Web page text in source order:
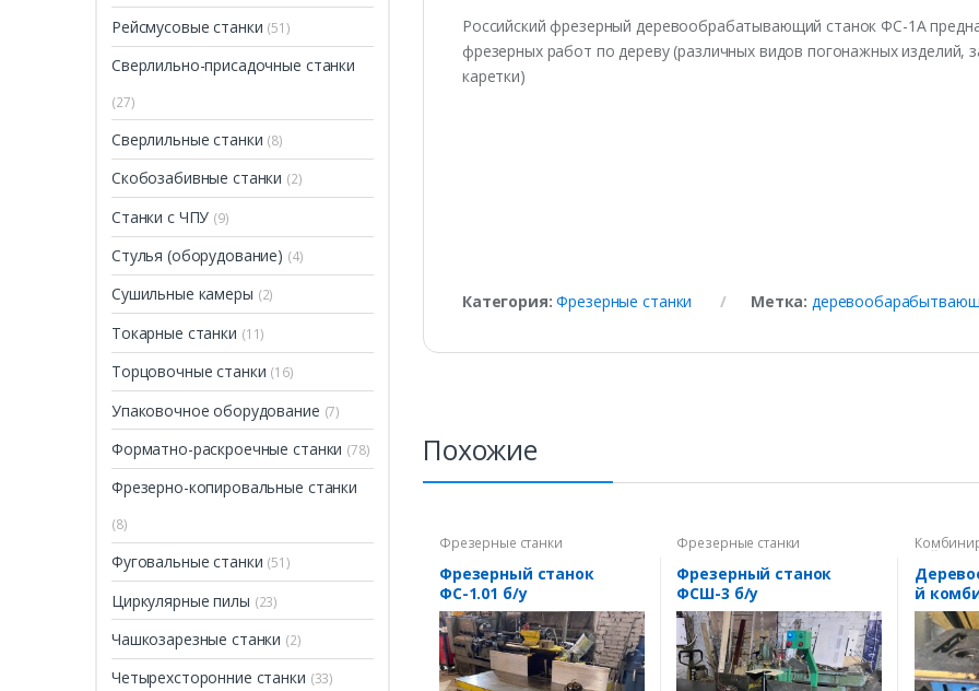
Российский фрезерный деревообрабатывающий станок ФС-1А
фрезерных работ по дереву (различных видов погонажных
каретки)
Категория:Фрезерные станки Метка:
Похожие
Фрезерные станки
Фрезерный станок
ФС-1.01 б/у
Фрезерные станки
Фрезерный станок
ФСШ-3 б/у
й
станок
Рейсмусовые станки (51)
Сверлильно-присадочные станки
(27)
Сверлильные станки (8)
Скобозабивные станки (2)
Станки с ЧПУ (9)
Стулья (оборудование) (4)
Сушильные камеры (2)
Токарные станки (11)
Торцовочные станки (16)
Упаковочное оборудование (7)
Форматно-раскроечные станки (78)
Фрезерно-копировальные станки
(8)
Фуговальные станки (51)
Циркулярные пилы (23)
Чашкозарезные станки (2)
Четырехсторонние станки (33)